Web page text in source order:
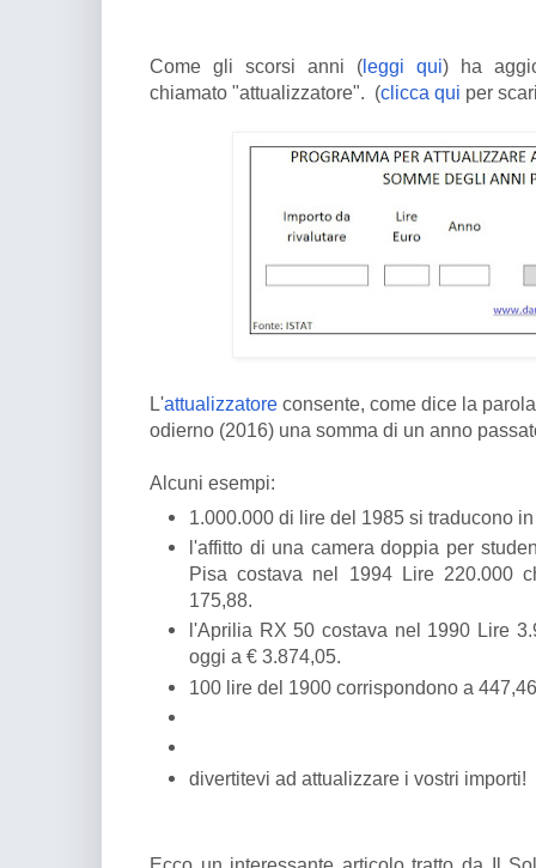
Come gli scorsi anni (leggi qui) ha
chiamato "attualizzatore". (clicca qui per
L'attualizzatore consente, come dice la
odierno (2016) una somma di un anno
Alcuni esempi:
1.000.000 di lire del 1985 si traducono
l'affitto di una camera doppia per
Pisa costava nel 1994 Lire 220.000
175,88.
l'Aprilia RX 50 costava nel 1990 Lire
oggi a € 3.874,05.
100 lire del 1900 corrispondono a
divertitevi ad attualizzare i vostri importi!